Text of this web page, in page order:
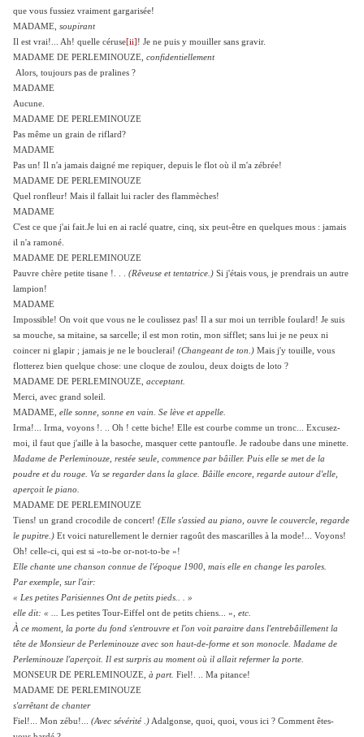
que vous fussiez vraiment gargarisée!
MADAME, soupirant
Il est vrai!... Ah! quelle céruse[ii] ! Je ne puis y mouiller sans gravir.
MADAME DE PERLEMINOUZE, confidentiellement
Alors, toujours pas de pralines ?
MADAME
Aucune.
MADAME DE PERLEMINOUZE
Pas même un grain de riflard?
MADAME
Pas un! Il n'a jamais daigné me repiquer, depuis le flot où il m'a zébrée!
MADAME DE PERLEMINOUZE
Quel ronfleur! Mais il fallait lui racler des flammèches!
MADAME
C'est ce que j'ai fait.Je lui en ai raclé quatre, cinq, six peut-être en quelques mous : jamais
il n'a ramoné.
MADAME DE PERLEMINOUZE
Pauvre chère petite tisane !. . . (Rêveuse et tentatrice.) Si j'étais vous, je prendrais un autre
lampion!
MADAME
Impossible! On voit que vous ne le coulissez pas! Il a sur moi un terrible foulard! Je suis
sa mouche, sa mitaine, sa sarcelle; il est mon rotin, mon sifflet; sans lui je ne peux ni
coincer ni glapir ; jamais je ne le bouclerai! (Changeant de ton.) Mais j'y touille, vous
flotterez bien quelque chose: une cloque de zoulou, deux doigts de loto ?
MADAME DE PERLEMINOUZE, acceptant.
Merci, avec grand soleil.
MADAME, elle sonne, sonne en vain. Se lève et appelle.
Irma!... Irma, voyons !. .. Oh ! cette biche! Elle est courbe comme un tronc... Excusez-
moi, il faut que j'aille à la basoche, masquer cette pantoufle. Je radoube dans une minette.
Madame de Perleminouze, restée seule, commence par bâiller. Puis elle se met de la
poudre et du rouge. Va se regarder dans la glace. Bâille encore, regarde autour d'elle,
aperçoit le piano.
MADAME DE PERLEMINOUZE
Tiens! un grand crocodile de concert! (Elle s'assied au piano, ouvre le couvercle, regarde
le pupitre.) Et voici naturellement le dernier ragoût des mascarilles à la mode!... Voyons!
Oh! celle-ci, qui est si «to-be or-not-to-be »!
Elle chante une chanson connue de l'époque 1900, mais elle en change les paroles.
Par exemple, sur l'air:
« Les petites Parisiennes Ont de petits pieds.. . »
elle dit: « ...
Les petites Tour-Eiffel ont de petits chiens... », etc.
À ce moment, la porte du fond s'entrouvre et l'on voit paraitre dans l'entrebâillement la
tête de Monsieur de Perleminouze avec son haut-de-forme et son monocle. Madame de
Perleminouze l'aperçoit. Il est surpris au moment où il allait refermer la porte.
MONSEUR DE PERLEMINOUZE, à part. Fiel!. .. Ma pitance!
MADAME DE PERLEMINOUZE
s'arrêtant de chanter
Fiel!... Mon zébu!... (Avec sévérité .) Adalgonse, quoi, quoi, vous ici ? Comment êtes-